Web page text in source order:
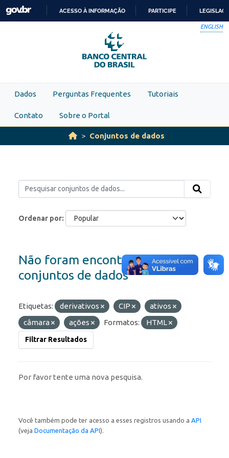
Skip to main content
PARA
O
CONTEÚDO
ACESSO À INFORMAÇÃO PARTICIPE
ENGLISH
Dados Perguntas Frequentes Tutoriais
Contato Sobre o Portal
Conjuntos de dados
Ordenar por
Não foram encontrados
conjuntos de dados
Etiquetas: derivativos CIP
ativos
câmara
ações Formatos: HTML
Filtrar Resultados
Por favor tente uma nova pesquisa.
Você também pode ter acesso a esses registros usando a API
(veja Documentação da API).